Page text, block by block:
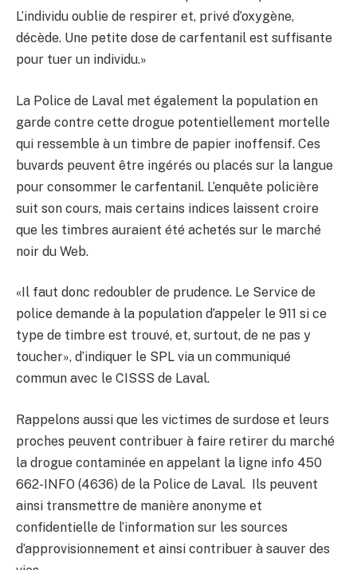
L’individu oublie de respirer et, privé d’oxygène,
décède. Une petite dose de carfentanil est suffisante
pour tuer un individu.»
La Police de Laval met également la population en
garde contre cette drogue potentiellement mortelle
qui ressemble à un timbre de papier inoffensif. Ces
buvards peuvent être ingérés ou placés sur la langue
pour consommer le carfentanil. L’enquête policière
suit son cours, mais certains indices laissent croire
que les timbres auraient été achetés sur le marché
noir du Web.
«Il faut donc redoubler de prudence. Le Service de
police demande à la population d’appeler le 911 si ce
type de timbre est trouvé, et, surtout, de ne pas y
toucher», d’indiquer le SPL via un communiqué
commun avec le CISSS de Laval.
Rappelons aussi que les victimes de surdose et leurs
proches peuvent contribuer à faire retirer du marché
la drogue contaminée en appelant la ligne info 450
662-INFO (4636) de la Police de Laval. Ils peuvent
ainsi transmettre de manière anonyme et
confidentielle de l’information sur les sources
d’approvisionnement et ainsi contribuer à sauver des